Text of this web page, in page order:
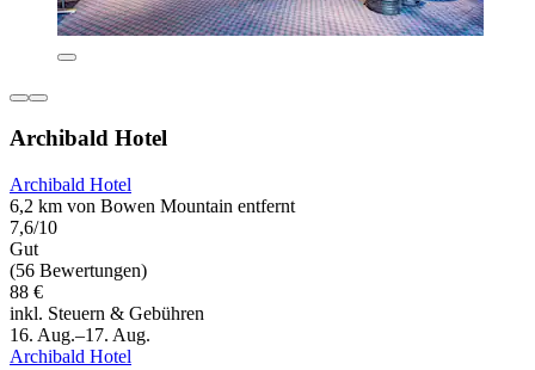
Archibald Hotel
Archibald Hotel
6,2 km von Bowen Mountain entfernt
7,6/10
Gut
(56 Bewertungen)
88 €
inkl. Steuern & Gebühren
16. Aug.–17. Aug.
Archibald Hotel